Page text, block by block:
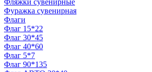
Фляжки сувенирные
Фуражка сувенирная
Флаги
Флаг 15*22
Флаг 30*45
Флаг 40*60
Флаг 5*7
Флаг 90*135